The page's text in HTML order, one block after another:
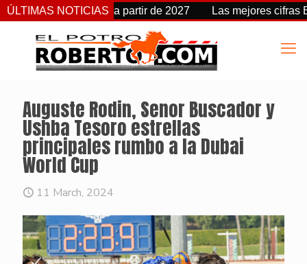
ÚLTIMAS NOTICIAS
de fecha a partir de 2027 Las mejores cifras Beyer
Auguste Rodin, Senor Buscador y
Ushba Tesoro estrellas
principales rumbo a la Dubai
World Cup
11 March, 2024